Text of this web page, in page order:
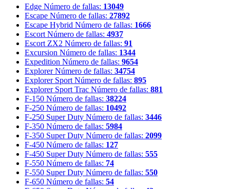
Edge Número de fallas: 13049
Escape Número de fallas: 27892
Escape Hybrid Número de fallas: 1666
Escort Número de fallas: 4937
Escort ZX2 Número de fallas: 91
Excursion Número de fallas: 1344
Expedition Número de fallas: 9654
Explorer Número de fallas: 34754
Explorer Sport Número de fallas: 895
Explorer Sport Trac Número de fallas: 881
F-150 Número de fallas: 38224
F-250 Número de fallas: 10492
F-250 Super Duty Número de fallas: 3446
F-350 Número de fallas: 5984
F-350 Super Duty Número de fallas: 2099
F-450 Número de fallas: 127
F-450 Super Duty Número de fallas: 555
F-550 Número de fallas: 74
F-550 Super Duty Número de fallas: 550
F-650 Número de fallas: 54